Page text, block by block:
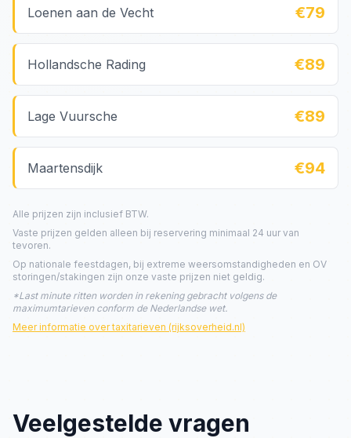
Loenen aan de Vecht €79
Hollandsche Rading €89
Lage Vuursche €89
Maartensdijk €94
Alle prijzen zijn inclusief BTW.
Vaste prijzen gelden alleen bij reservering minimaal 24 uur van
tevoren.
Op nationale feestdagen, bij extreme weersomstandigheden en OV
storingen/stakingen zijn onze vaste prijzen niet geldig.
*Last minute ritten worden in rekening gebracht volgens de
maximumtarieven conform de Nederlandse wet.
Meer informatie over taxitarieven (rijksoverheid.nl)
Veelgestelde vragen